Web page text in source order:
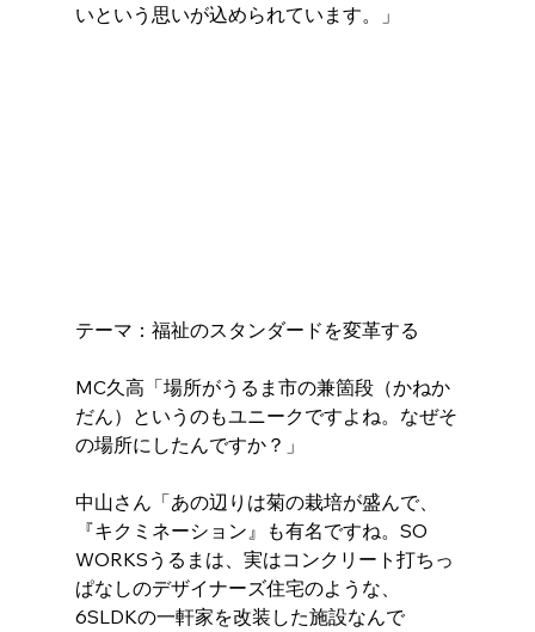
いという思いが込められています。」
テーマ：福祉のスタンダードを変革する
MC久高「場所がうるま市の兼箇段（かねか
だん）というのもユニークですよね。なぜそ
の場所にしたんですか？」
中山さん「あの辺りは菊の栽培が盛んで、
『キクミネーション』も有名ですね。SO
WORKSうるまは、実はコンクリート打ちっ
ぱなしのデザイナーズ住宅のような、
6SLDKの一軒家を改装した施設なんで